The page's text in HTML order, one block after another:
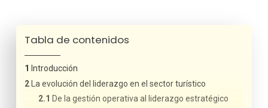
Tabla de contenidos
Introducción
La evolución del liderazgo en el sector turístico
De la gestión operativa al liderazgo estratégico